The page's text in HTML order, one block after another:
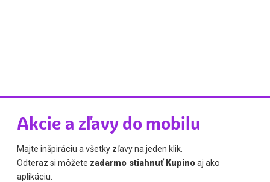
Akcie a zľavy do mobilu
Majte inšpiráciu a všetky zľavy na jeden klik.
Odteraz si môžete zadarmo stiahnuť Kupinoaj ako
aplikáciu.